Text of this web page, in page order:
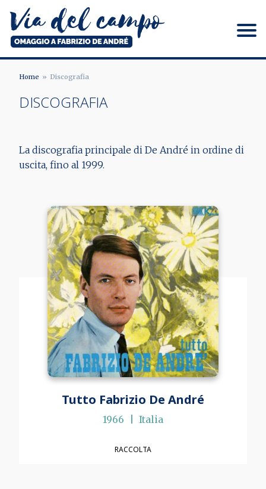
contenuto
principale
Via del campo
BRICIOLE
Home Discografia
DISCOGRAFIA
La discografia principale di De André in ordine di
uscita, fino al 1999.
Tutto Fabrizio De André
1966 Italia
RACCOLTA